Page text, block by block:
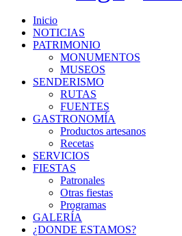
Inicio
NOTICIAS
PATRIMONIO
MONUMENTOS
MUSEOS
SENDERISMO
RUTAS
FUENTES
GASTRONOMÍA
Productos artesanos
Recetas
SERVICIOS
FIESTAS
Patronales
Otras fiestas
Programas
GALERÍA
¿DONDE ESTAMOS?